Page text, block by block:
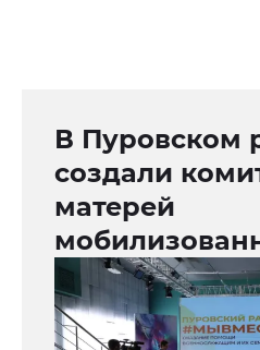
В Пуровском
создали
матерей